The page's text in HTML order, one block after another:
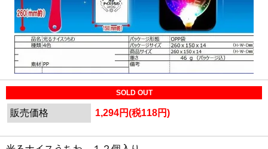
SOLD OUT
販売価格 1,294円(税118円)